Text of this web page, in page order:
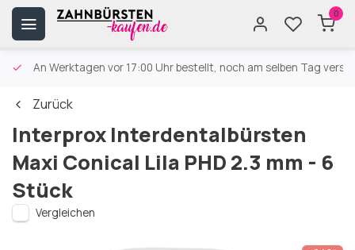
0
An Werktagen vor 17:00 Uhr bestellt, noch am selben Tag
Zurück
Interprox Interdentalbürsten
Maxi Conical Lila PHD 2.3 mm - 6
Stück
Vergleichen